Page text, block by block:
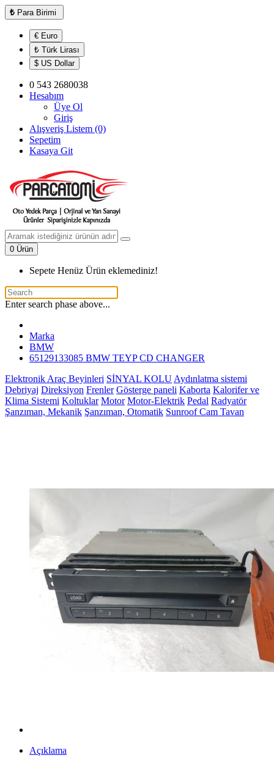
₺ Para Birimi
€ Euro
₺ Türk Lirası
$ US Dollar
0 543 2680038
Hesabım
Üye Ol
Giriş
Alışveriş Listem (0)
Sepetim
Kasaya Git
0 Ürün
Sepete Henüz Ürün eklemediniz!
Enter search phase above...
Marka
BMW
65129133085 BMW TEYP CD CHANGER
Elektronik Araç Beyinleri SİNYAL KOLU Aydınlatma sistemi
Debriyaj Direksiyon Frenler Gösterge paneli Kaborta Kalorifer ve
Klima Sistemi Koltuklar Motor Motor-Elektrik Pedal Radyatör
Şanzıman, Mekanik Şanzıman, Otomatik Sunroof Cam Tavan
Açıklama